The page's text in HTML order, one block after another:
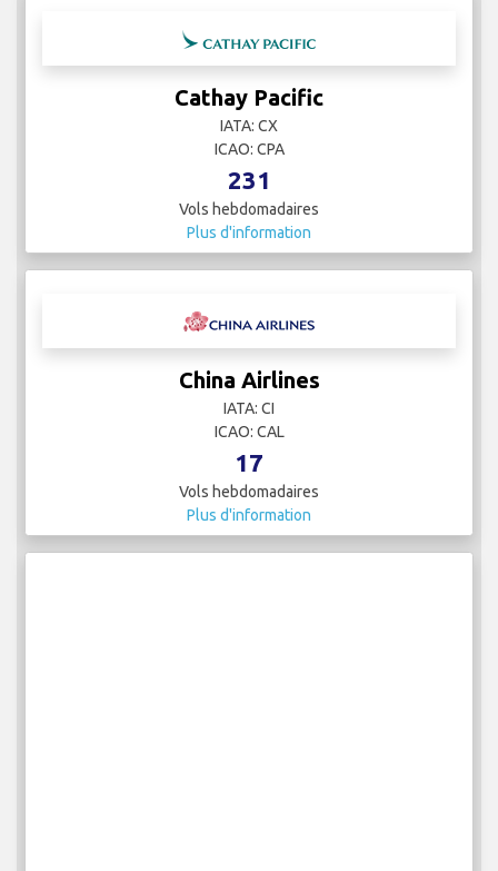
Cathay Pacific
IATA: CX
ICAO: CPA
231
Vols hebdomadaires
Plus d'information
China Airlines
IATA: CI
ICAO: CAL
17
Vols hebdomadaires
Plus d'information